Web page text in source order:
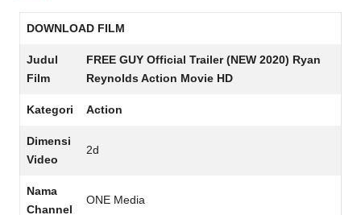
DOWNLOAD FILM
Judul
Film
FREE GUY Official Trailer (NEW 2020) Ryan
Reynolds Action Movie HD
Kategori Action
Dimensi
Video
2d
Nama
Channel
ONE Media